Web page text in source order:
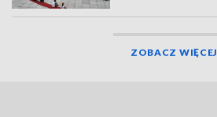
ZOBACZ WIĘCEJ